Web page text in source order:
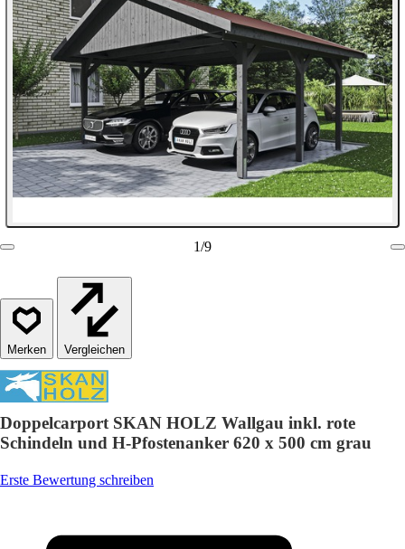
1/9
Vergleichen
Doppelcarport SKAN HOLZ Wallgau inkl. rote
Schindeln und H-Pfostenanker 620 x 500 cm grau
Erste Bewertung schreiben